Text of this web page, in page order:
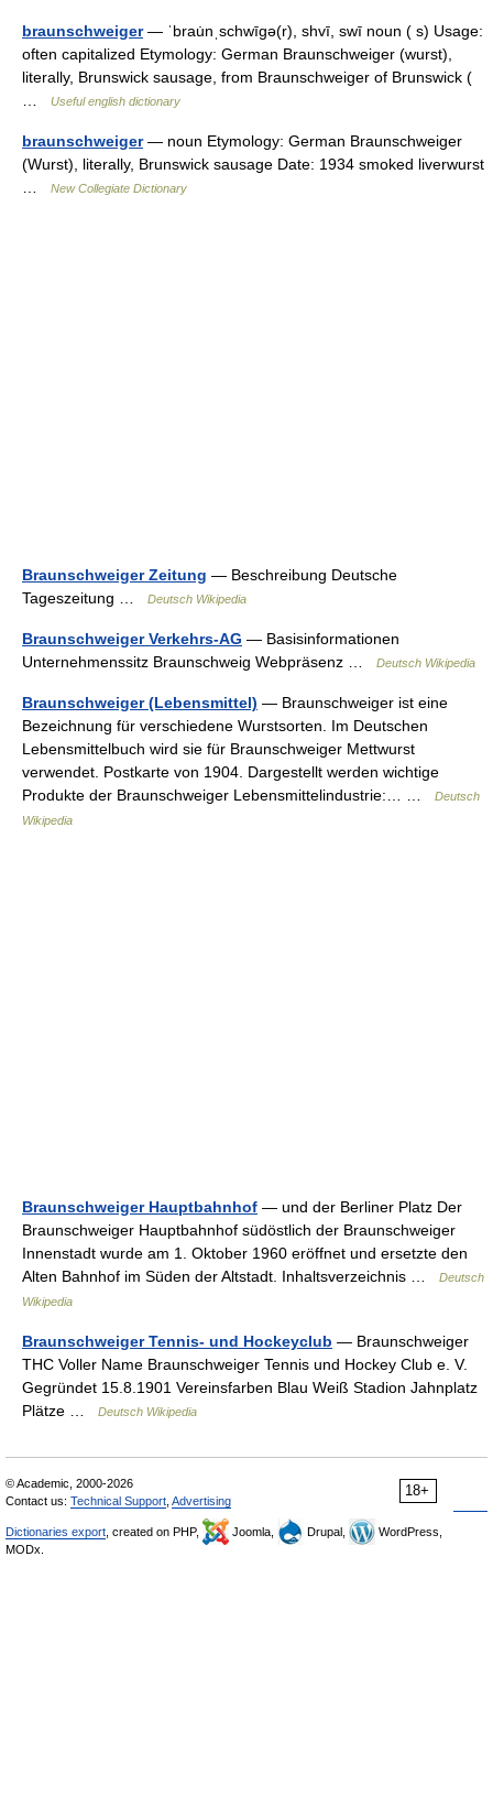
braunschweiger— ˈbrau̇nˌschwīgə(r), shvī, swī noun ( s) Usage:
often capitalized Etymology: German Braunschweiger (wurst),
literally, Brunswick sausage, from Braunschweiger of Brunswick (
Useful english dictionary
braunschweiger— noun Etymology: German Braunschweiger
(Wurst), literally, Brunswick sausage Date: 1934 smoked liverwurst
New Collegiate Dictionary
Braunschweiger Zeitung — Beschreibung Deutsche
Tageszeitung …
Deutsch Wikipedia
Braunschweiger Verkehrs-AG — Basisinformationen
Unternehmenssitz Braunschweig Webpräsenz …
Deutsch Wikipedia
Braunschweiger (Lebensmittel) — Braunschweiger ist eine
Bezeichnung für verschiedene Wurstsorten. Im Deutschen
Lebensmittelbuch wird sie für Braunschweiger Mettwurst
verwendet. Postkarte von 1904. Dargestellt werden wichtige
Produkte der Braunschweiger Lebensmittelindustrie:… …
Deutsch
Wikipedia
Braunschweiger Hauptbahnhof — und der Berliner Platz Der
Braunschweiger Hauptbahnhof südöstlich der Braunschweiger
Innenstadt wurde am 1. Oktober 1960 eröffnet und ersetzte den
Alten Bahnhof im Süden der Altstadt. Inhaltsverzeichnis …
Deutsch
Wikipedia
Braunschweiger Tennis- und Hockeyclub — Braunschweiger
THC Voller Name Braunschweiger Tennis und Hockey Club e. V.
Gegründet 15.8.1901 Vereinsfarben Blau Weiß Stadion Jahnplatz
Plätze …
Deutsch Wikipedia
18+
© Academic, 2000-2026
Contact us: Technical Support Advertising
Dictionaries export , created on PHP, Joomla, Drupal,
WordPress,
MODx.